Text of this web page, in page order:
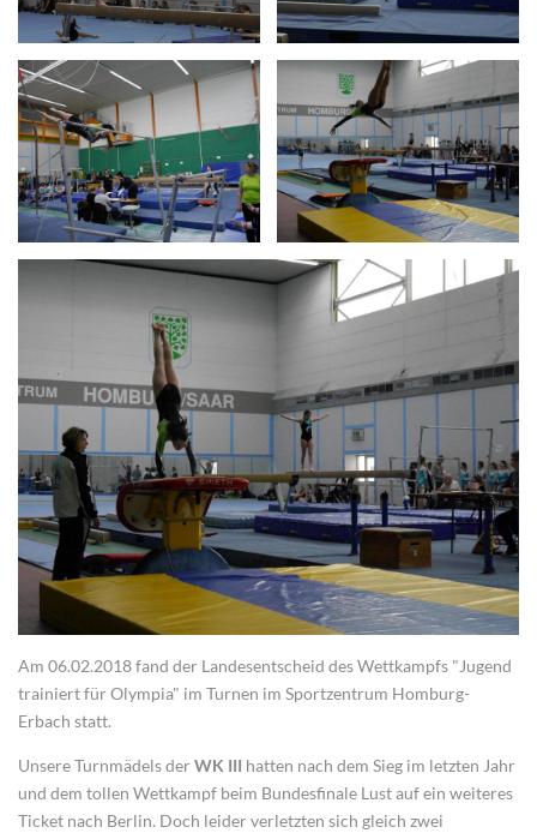
Am 06.02.2018 fand der Landesentscheid des Wettkampfs "Jugend
trainiert für Olympia" im Turnen im Sportzentrum Homburg-
Erbach statt.
Unsere Turnmädels der WK III hatten nach dem Sieg im letzten Jahr
und dem tollen Wettkampf beim Bundesfinale Lust auf ein weiteres
Ticket nach Berlin. Doch leider verletzten sich gleich zwei